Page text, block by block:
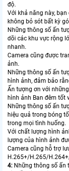
độ.
Với khả năng này,
không bỏ sót bất kỳ
Những thông số ấn
dõi các khu vực rộng
nhanh.
Camera cũng được
ảnh.
Những thông số ấn
hình ảnh, đảm bảo
Ấn tượng ơn với
hình ảnh Ban đêm tốt
Những thông số ấn
hiệu quả trong bóng
trong mọi tình huống.
Với chất lượng hình
lượng của hình ảnh
Camera cũng hỗ trợ
H.265+/H.265/
4: Những thông số ấn